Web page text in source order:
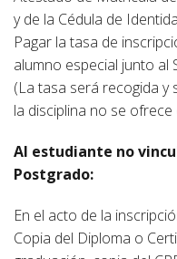
y de la Cédula de
Pagar la tasa de
alumno especial junto al
(La tasa será recogida y
la disciplina no se
Al estudiante no
Postgrado:
En el acto de la
Copia del Diploma o